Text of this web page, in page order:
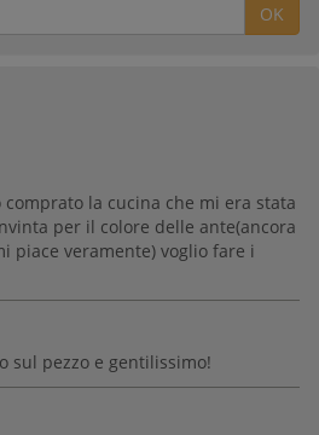
OK
la cucina che mi era stata
per il colore delle ante(ancora
piace veramente) voglio fare i
sul pezzo e gentilissimo!